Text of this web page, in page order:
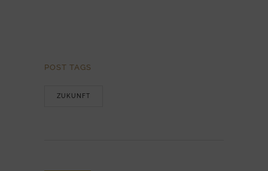
POST TAGS
ZUKUNFT